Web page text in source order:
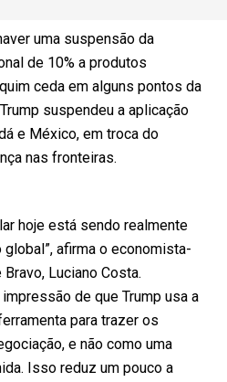
uma suspensão da
de 10% a produtos
ceda em alguns pontos da
suspendeu a aplicação
e México, em troca do
nas fronteiras.
hoje está sendo realmente
afirma o economista-
Luciano Costa.
de que Trump usa a
para trazer os
e não como uma
Isso reduz um pouco a